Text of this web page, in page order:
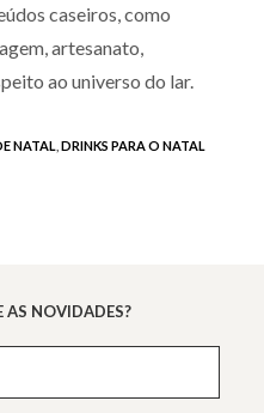
caseiros, como
artesanato,
ao universo do lar.
NATAL DRINKS PARA O NATAL
AS NOVIDADES?